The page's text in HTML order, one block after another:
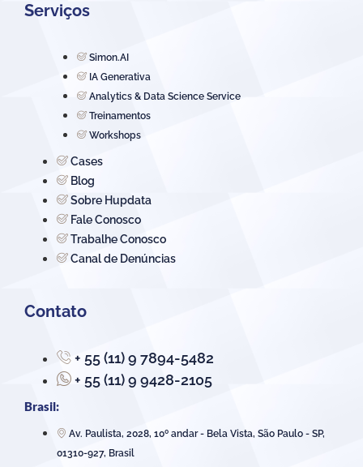
Serviços
Simon.AI
IA Generativa
Analytics & Data Science Service
Treinamentos
Workshops
Cases
Blog
Sobre Hupdata
Fale Conosco
Trabalhe Conosco
Canal de Denúncias
Contato
+ 55 (11) 9 7894-5482
+ 55 (11) 9 9428-2105
Brasil:
Av. Paulista, 2028, 10º andar - Bela Vista, São Paulo - SP,
01310-927, Brasil